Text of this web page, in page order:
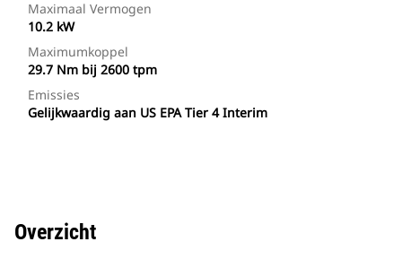
Maximaal Vermogen
10.2 kW
Maximumkoppel
29.7 Nm bij 2600 tpm
Emissies
Gelijkwaardig aan US EPA Tier 4 Interim
Overzicht